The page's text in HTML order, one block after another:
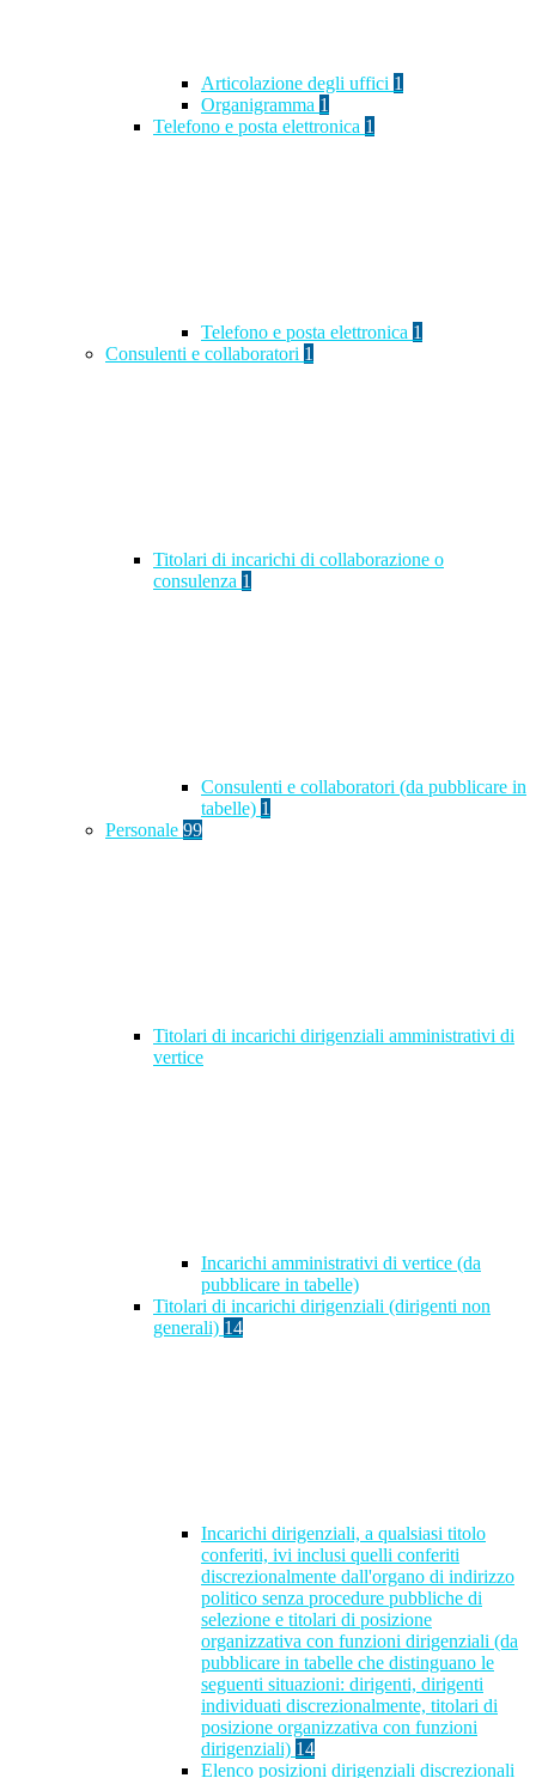
Articolazione degli uffici 1
Organigramma 1
Telefono e posta elettronica 1
Telefono e posta elettronica 1
Consulenti e collaboratori 1
Titolari di incarichi di collaborazione o
consulenza 1
Consulenti e collaboratori (da pubblicare in
tabelle) 1
Personale 99
Titolari di incarichi dirigenziali amministrativi di
vertice
Incarichi amministrativi di vertice (da
pubblicare in tabelle)
Titolari di incarichi dirigenziali (dirigenti non
generali) 14
Incarichi dirigenziali, a qualsiasi titolo
conferiti, ivi inclusi quelli conferiti
discrezionalmente dall'organo di indirizzo
politico senza procedure pubbliche di
selezione e titolari di posizione
organizzativa con funzioni dirigenziali (da
pubblicare in tabelle che distinguano le
seguenti situazioni: dirigenti, dirigenti
individuati discrezionalmente, titolari di
posizione organizzativa con funzioni
dirigenziali) 14
Elenco posizioni dirigenziali discrezionali